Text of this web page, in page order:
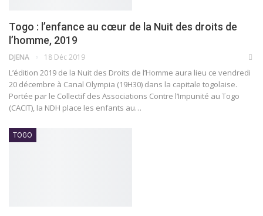
Togo : l’enfance au cœur de la Nuit des droits de
l’homme, 2019
DJENA 18 Déc 2019
L’édition 2019 de la Nuit des Droits de l’Homme aura lieu ce vendredi
20 décembre à Canal Olympia (19H30) dans la capitale togolaise.
Portée par le Collectif des Associations Contre l’Impunité au Togo
(CACIT), la NDH place les enfants au…
TOGO